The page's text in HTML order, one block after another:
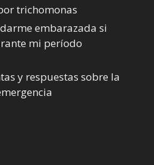
trichomonas
embarazada si
mi perí­odo
y respuestas sobre la